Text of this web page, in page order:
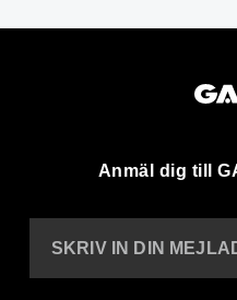
Anmäl dig till
SKRIV IN DIN